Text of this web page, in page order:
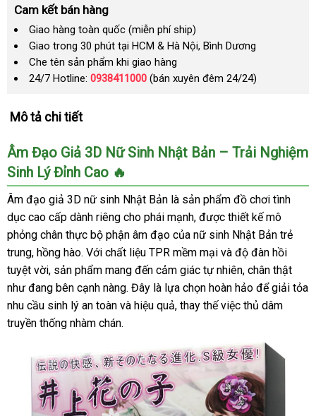
Cam kết bán hàng
Giao hàng toàn quốc (miễn phí ship)
Giao trong 30 phút tại HCM & Hà Nội, Bình Dương
Che tên sản phẩm khi giao hàng
24/7 Hotline: 0938411000 (bán xuyên đêm 24/24)
Mô tả chi tiết
Âm Đạo Giả 3D Nữ Sinh Nhật Bản – Trải Nghiệm
Sinh Lý Đỉnh Cao 🔥
Âm đạo giả 3D nữ sinh Nhật Bản là sản phẩm đồ chơi tình
dục cao cấp dành riêng cho phái mạnh, được thiết kế mô
phỏng chân thực bộ phận âm đạo của nữ sinh Nhật Bản trẻ
trung, hồng hào. Với chất liệu TPR mềm mại và độ đàn hồi
tuyệt vời, sản phẩm mang đến cảm giác tự nhiên, chân thật
như đang bên cạnh nàng. Đây là lựa chọn hoàn hảo để giải tỏa
nhu cầu sinh lý an toàn và hiệu quả, thay thế việc thủ dâm
truyền thống nhàm chán.